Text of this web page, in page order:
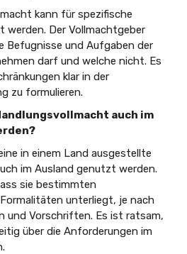
kann für spezifische
werden. Der Vollmachtgeber
Befugnisse und Aufgaben der
darf und welche nicht. Es
klar in der
zu formulieren.
auch im
in einem Land ausgestellte
im Ausland genutzt werden.
sie bestimmten
unterliegt, je nach
und Vorschriften. Es ist ratsam,
über die Anforderungen im